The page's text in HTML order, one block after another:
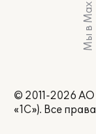
Мы в Max
© 2011-2026
«1С»). Все